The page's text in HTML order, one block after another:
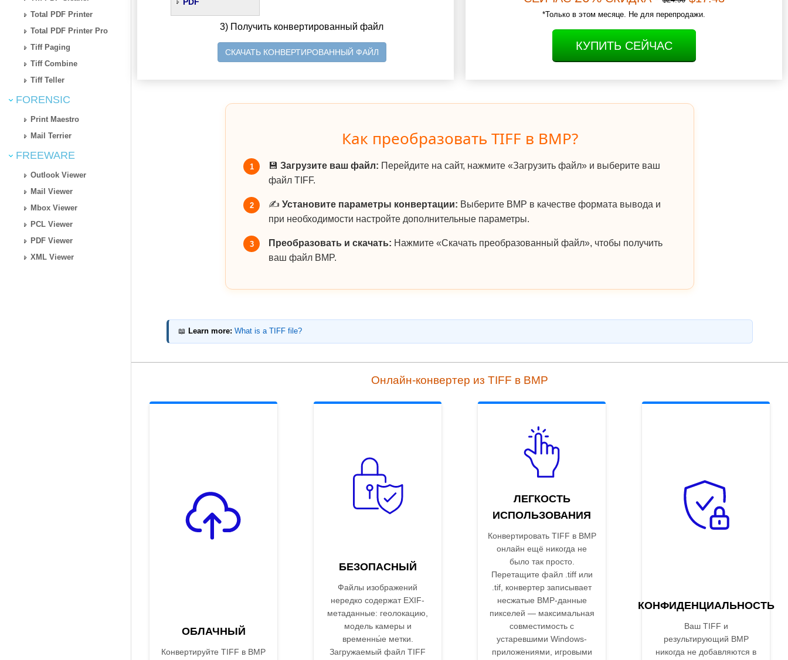
Total PDF Printer
Total PDF Printer Pro
Tiff Paging
Tiff Combine
Tiff Teller
FORENSIC
Print Maestro
Mail Terrier
FREEWARE
Outlook Viewer
Mail Viewer
Mbox Viewer
PCL Viewer
PDF Viewer
XML Viewer
3) Получить конвертированный файл
СКАЧАТЬ КОНВЕРТИРОВАННЫЙ ФАЙЛ
*Только в этом месяце. Не для перепродажи.
КУПИТЬ СЕЙЧАС
Как преобразовать TIFF в BMP?
1 💾 Загрузите ваш файл: Перейдите на сайт, нажмите «Загрузить файл» и выберите ваш
файл TIFF.
2 ✍️ Установите параметры конвертации: Выберите BMP в качестве формата вывода и
при необходимости настройте дополнительные параметры.
3 Преобразовать и скачать: Нажмите «Скачать преобразованный файл», чтобы получить
ваш файл BMP.
📖 Learn more: What is a TIFF file?
Онлайн-конвертер из TIFF в BMP
ОБЛАЧНЫЙ
Конвертируйте TIFF в BMP
БЕЗОПАСНЫЙ
Файлы изображений
нередко содержат EXIF-
метаданные: геолокацию,
модель камеры и
временны́е метки.
Загружаемый файл TIFF
ЛЕГКОСТЬ
ИСПОЛЬЗОВАНИЯ
Конвертировать TIFF в BMP
онлайн ещё никогда не
было так просто.
Перетащите файл .tiff или
.tif, конвертер записывает
несжатые BMP-данные
пикселей — максимальная
совместимость с
устаревшими Windows-
приложениями, игровыми
КОНФИДЕНЦИАЛЬНОСТЬ
Ваш TIFF и
результирующий BMP
никогда не добавляются в